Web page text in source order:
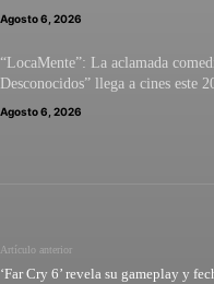
Agosto 6, 2026
“LocaMente”: La aclamada
Desconocidos” llega a cines este
Agosto 6, 2026
Artículo anterior
‘Far Cry 6’ revela su gameplay y